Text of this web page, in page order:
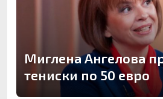
Миглена Ангелова
тениски по 50 евро